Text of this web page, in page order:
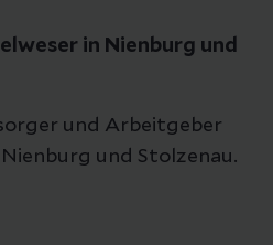
in Nienburg und
und Arbeitgeber
und Stolzenau.